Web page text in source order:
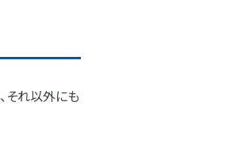
それ以外にも